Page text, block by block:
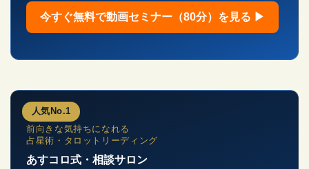
今すぐ無料で動画セミナー（80分）を見る ▶
人気No.1
前向きな気持ちになれる
占星術・タロットリーディング
あすコロ式・相談サロン